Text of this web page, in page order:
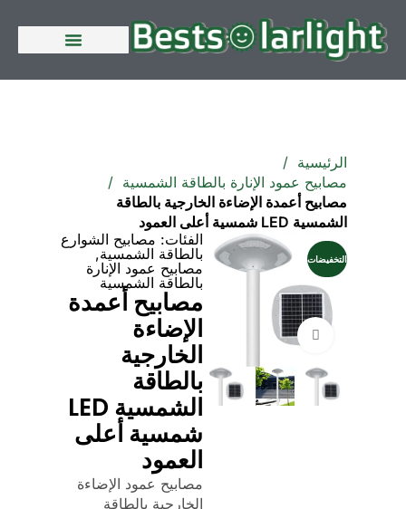
الرئيسية
مصابيح عمود الإنارة بالطاقة الشمسية
مصابيح أعمدة الإضاءة الخارجية بالطاقة
الشمسية LED شمسية أعلى العمود
التخفيضات
انقر للتكبير
الفئات: مصابيح الشوارع
بالطاقة الشمسية,
مصابيح عمود الإنارة
بالطاقة الشمسية
مصابيح أعمدة
الإضاءة
الخارجية
بالطاقة
الشمسية LED
شمسية أعلى
العمود
مصابيح عمود الإضاءة
الخارجية بالطاقة